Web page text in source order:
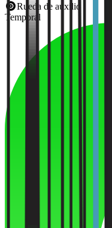
Rueda de auxilio
Temporal